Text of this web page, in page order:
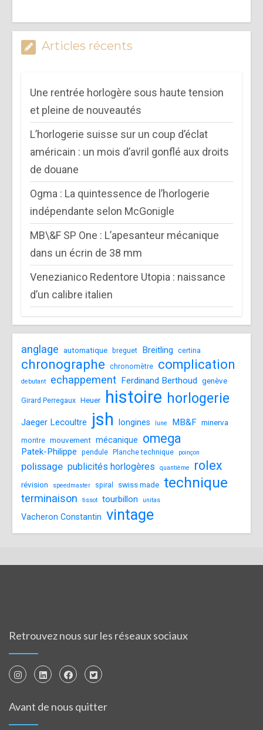
Articles récents
Une rentrée horlogère sous haute tension
et pleine de nouveautés
L’horlogerie suisse sur un coup d’éclat
américain : un mois d’avril gonflé aux droits
de douane
Ogma : La quintessence de l’horlogerie
indépendante selon McGonigle
MB\&F SP One : L’apesanteur mécanique
dans un écrin de 38 mm
Venezianico Redentore Utopia : naissance
d’un calibre italien
anglage automatique breguet Breitling certina
chronographe chronomètre complication
debutant echappement Ferdinand Berthoud genève
Girard Perregaux Heuer histoire horlogerie
Jaeger Lecoultre jsh longines lune MB&F minerva
montre mouvement mécanique omega
Patek-Philippe pendule Planche technique poinçon
polissage publicités horlogères quantième rolex
révision speedmaster spiral swiss made technique
terminaison tissot tourbillon unitas
Vacheron Constantin vintage
Retrouvez nous sur les réseaux sociaux
Avant de nous quitter